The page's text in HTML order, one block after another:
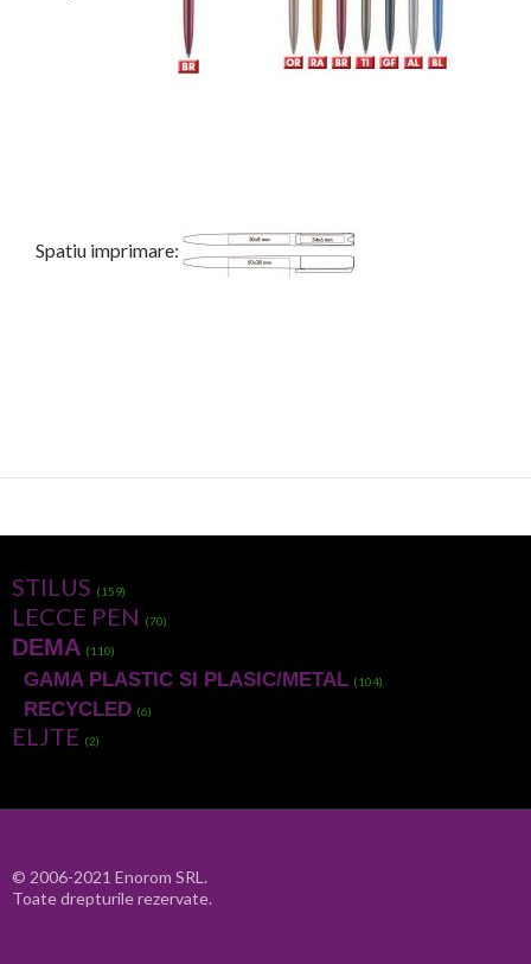
Spatiu imprimare:
STILUS (159)
LECCE PEN (70)
DEMA (110)
GAMA PLASTIC SI PLASIC/METAL (104)
RECYCLED (6)
ELJTE (2)
© 2006-2021 Enorom SRL.
Toate drepturile rezervate.